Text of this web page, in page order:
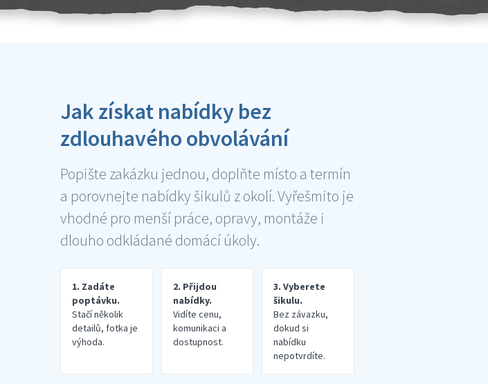
Jak získat nabídky bez
zdlouhavého obvolávání
Popište zakázku jednou, doplňte místo a termín
a porovnejte nabídky šikulů z okolí. Vyřešmito je
vhodné pro menší práce, opravy, montáže i
dlouho odkládané domácí úkoly.
1. Zadáte
poptávku.
Stačí několik
detailů, fotka je
výhoda.
2. Přijdou
nabídky.
Vidíte cenu,
komunikaci a
dostupnost.
3. Vyberete
šikulu.
Bez závazku,
dokud si
nabídku
nepotvrdíte.